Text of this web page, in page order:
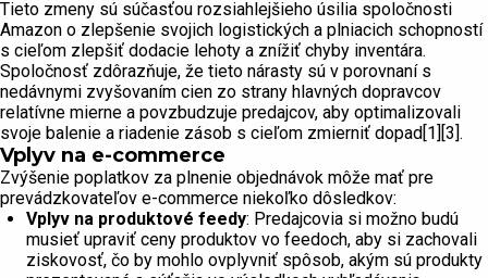
Tieto zmeny sú súčasťou rozsiahlejšieho úsilia spoločnosti
Amazon o zlepšenie svojich logistických a plniacich schopností
s cieľom zlepšiť dodacie lehoty a znížiť chyby inventára.
Spoločnosť zdôrazňuje, že tieto nárasty sú v porovnaní s
nedávnymi zvyšovaním cien zo strany hlavných dopravcov
relatívne mierne a povzbudzuje predajcov, aby optimalizovali
svoje balenie a riadenie zásob s cieľom zmierniť dopad[1][3].
Vplyv na e-commerce
Zvýšenie poplatkov za plnenie objednávok môže mať pre
prevádzkovateľov e-commerce niekoľko dôsledkov:
Vplyv na produktové feedy: Predajcovia si možno budú
musieť upraviť ceny produktov vo feedoch, aby si zachovali
ziskovosť, čo by mohlo ovplyvniť spôsob, akým sú produkty